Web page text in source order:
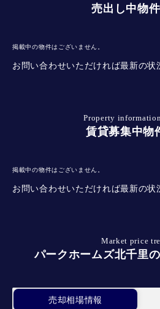
売出し中物
掲載中の物件はございません。
お問い合わせいただければ最新の状
Property
賃貸募集中物
掲載中の物件はございません。
お問い合わせいただければ最新の状
Market price
パークホームズ北千里
売却相場情報